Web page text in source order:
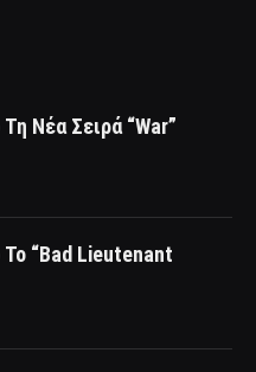
Νέα Σειρά “War”
“Bad Lieutenant